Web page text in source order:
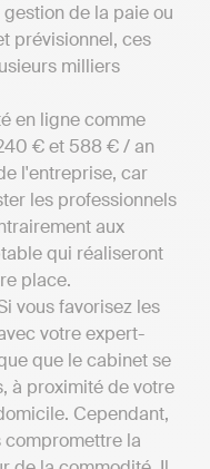
de la paie ou
prévisionnel, ces
milliers
en ligne comme
€ et 588 € / an
l'entreprise, car
les professionnels
aux
qui réaliseront
place.
vous favorisez les
votre expert-
que le cabinet se
à proximité de votre
Cependant,
compromettre la